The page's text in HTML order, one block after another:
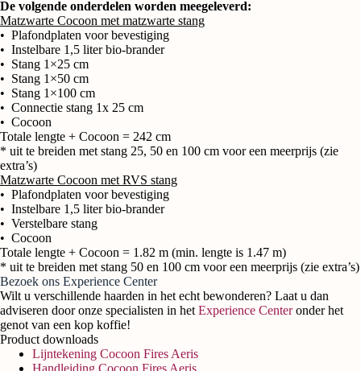
De volgende onderdelen worden meegeleverd:
Matzwarte Cocoon met matzwarte stang
• Plafondplaten voor bevestiging
• Instelbare 1,5 liter bio-brander
• Stang 1×25 cm
• Stang 1×50 cm
• Stang 1×100 cm
• Connectie stang 1x 25 cm
• Cocoon
Totale lengte + Cocoon = 242 cm
* uit te breiden met stang 25, 50 en 100 cm voor een meerprijs (zie
extra’s)
Matzwarte Cocoon met RVS stang
• Plafondplaten voor bevestiging
• Instelbare 1,5 liter bio-brander
• Verstelbare stang
• Cocoon
Totale lengte + Cocoon = 1.82 m (min. lengte is 1.47 m)
* uit te breiden met stang 50 en 100 cm voor een meerprijs (zie extra’s)
Bezoek ons Experience Center
Wilt u verschillende haarden in het echt bewonderen? Laat u dan
adviseren door onze specialisten in het Experience Centeronder het
genot van een kop koffie!
Product downloads
Lijntekening Cocoon Fires Aeris
Handleiding Cocoon Fires Aeris